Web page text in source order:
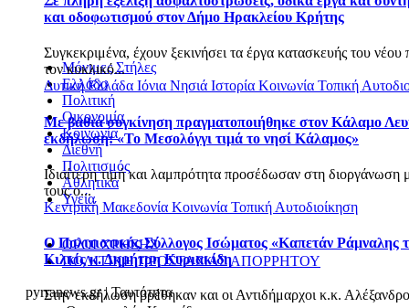
και οδοφωτισμού στον Δήμο Ηρακλείου Κρήτης
Συγκεκριμένα, έχουν ξεκινήσει τα έργα κατασκευής του νέου
τον κυκλικό...
Δυτική Ελλάδα Ιόνια Νησιά Ιστορία Κοινωνία Τοπική
Με βαθιά συγκίνηση πραγματοποιήθηκε στον Κάλαμο
εκδήλωση: «Το Μεσολόγγι τιμά το νησί Κάλαμος»
Ιδιαίτερη τιμή και λαμπρότητα προσέδωσαν στη διοργάνωση
τους ο...
Κεντρική Μακεδονία Κοινωνία Τοπική Αυτοδιοίκηση
Ο Πολιτιστικός Σύλλογος Ισώματος «Καπετάν Ράμναλης
Κιλκίς κ. Δημήτρη Κυριακίδη
Στην εκδήλωση βρέθηκαν και οι Αντιδήμαρχοι κ.κ.
Μόνιμες Στήλες
Ελλάδα
Πολιτική
Οικονομία
Κοινωνία
Διεθνή
Πολιτισμός
Αθλητικά
Υγεία
ΟΡΟΙ ΧΡΗΣΗΣ
ΠΟΛΙΤΙΚΗ ΠΡΟΣΤΑΣΙΑΣ ΑΠΟΡΡΗΤΟΥ
pyrranews.gr | Ταυτότητα